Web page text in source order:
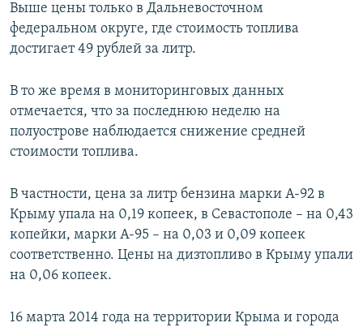
Выше цены только в Дальневосточном
федеральном округе, где стоимость топлива
достигает 49 рублей за литр.
В то же время в мониторинговых данных
отмечается, что за последнюю неделю на
полуострове наблюдается снижение средней
стоимости топлива.
В частности, цена за литр бензина марки А-92 в
Крыму упала на 0,19 копеек, в Севастополе – на 0,43
копейки, марки А-95 – на 0,03 и 0,09 копеек
соответственно. Цены на дизтопливо в Крыму упали
на 0,06 копеек.
16 марта 2014 года на территории Крыма и города